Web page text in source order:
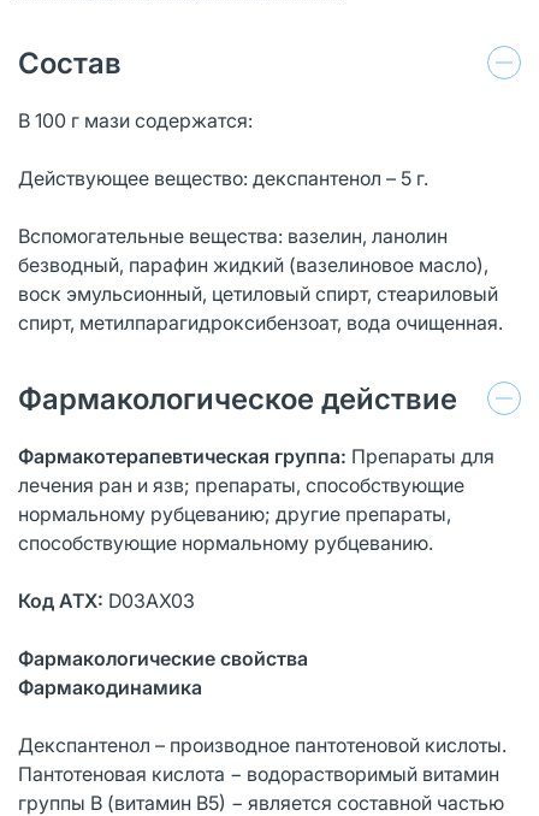
Состав
В 100 г мази содержатся:
Действующее вещество: декспантенол – 5 г.
Вспомогательные вещества: вазелин, ланолин
безводный, парафин жидкий (вазелиновое масло),
воск эмульсионный, цетиловый спирт, стеариловый
спирт, метилпарагидроксибензоат, вода очищенная.
Фармакологическое действие
Фармакотерапевтическая группа: Препараты для
лечения ран и язв; препараты, способствующие
нормальному рубцеванию; другие препараты,
способствующие нормальному рубцеванию.
Код АТХ: D03AX03
Фармакологические свойства
Фармакодинамика
Декспантенол – производное пантотеновой кислоты.
Пантотеновая кислота − водорастворимый витамин
группы В (витамин В5) − является составной частью